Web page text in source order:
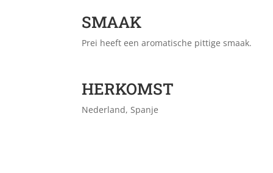
SMAAK
Prei heeft een aromatische pittige smaak.
HERKOMST
Nederland, Spanje